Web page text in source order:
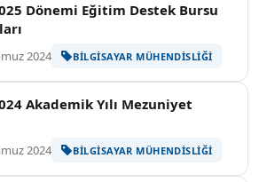
Dönemi Eğitim Destek Bursu
2024 BILGISAYAR MÜHENDISLIĞI
Akademik Yılı Mezuniyet
2024 BILGISAYAR MÜHENDISLIĞI